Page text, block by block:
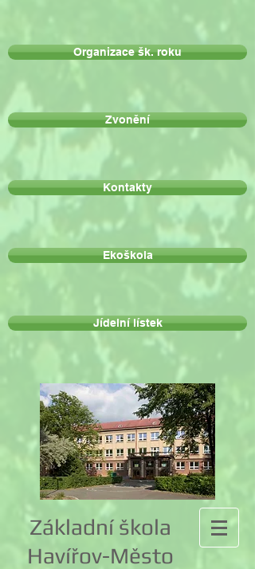
Organizace šk. roku
Zvonění
Kontakty
Ekoškola
Jídelní lístek
Základní škola
Havířov-Město